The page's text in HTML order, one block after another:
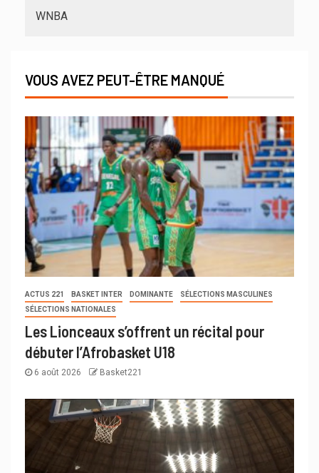
WNBA
VOUS AVEZ PEUT-ÊTRE MANQUÉ
ACTUS 221 BASKET INTER DOMINANTE
SÉLECTIONS MASCULINES
SÉLECTIONS NATIONALES
Les Lionceaux s’offrent un récital pour
débuter l’Afrobasket U18
6 août 2026 Basket221